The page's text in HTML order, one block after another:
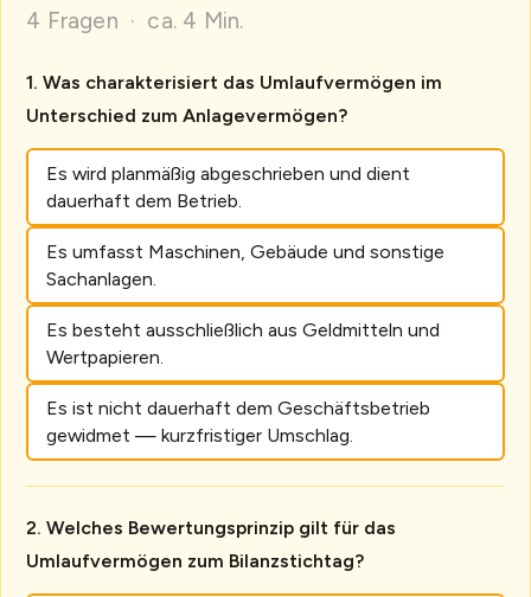
4 Fragen · ca. 4 Min.
Was charakterisiert das Umlaufvermögen im
Unterschied zum Anlagevermögen?
Es wird planmäßig abgeschrieben und dient
dauerhaft dem Betrieb.
Es umfasst Maschinen, Gebäude und sonstige
Sachanlagen.
Es besteht ausschließlich aus Geldmitteln und
Wertpapieren.
Es ist nicht dauerhaft dem Geschäftsbetrieb
gewidmet — kurzfristiger Umschlag.
Welches Bewertungsprinzip gilt für das
Umlaufvermögen zum Bilanzstichtag?